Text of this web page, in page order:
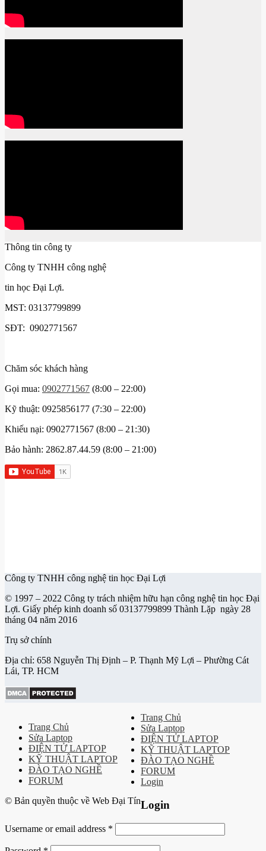
Thông tin công ty
Công ty TNHH công nghệ
tin học Đại Lợi.
MST: 03137799899
SĐT: 0902771567
Chăm sóc khách hàng
Gọi mua: 0902771567 (8:00 – 22:00)
Kỹ thuật: 0925856177 (7:30 – 22:00)
Khiếu nại: 0902771567 (8:00 – 21:30)
Bảo hành: 2862.87.44.59 (8:00 – 21:00)
Công ty TNHH công nghệ tin học Đại Lợi
© 1997 – 2022 Công ty trách nhiệm hữu hạn công nghệ tin học Đại
Lợi. Giấy phép kinh doanh số 03137799899 Thành Lặp ngày 28
tháng 04 năm 2016
Trụ sở chính
Địa chỉ: 658 Nguyễn Thị Định – P. Thạnh Mỹ Lợi – Phường Cát
Lái, TP. HCM
Trang Chủ
Sửa Laptop
ĐIỆN TỬ LAPTOP
KỸ THUẬT LAPTOP
ĐÀO TẠO NGHỀ
FORUM
© Bản quyền thuộc về Web Đại Tín
Trang Chủ
Sửa Laptop
ĐIỆN TỬ LAPTOP
KỸ THUẬT LAPTOP
ĐÀO TẠO NGHỀ
FORUM
Login
Login
Username or email address *